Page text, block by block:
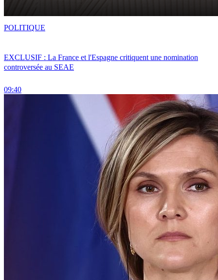
EXCLUSIF : La France et l'Espagne critiquent une nomination
controversée au SEAE
09:40
POLITIQUE